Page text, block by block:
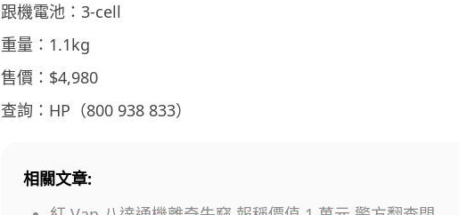
跟機電池：3-cell
重量：1.1kg
售價：$4,980
查詢：HP（800 938 833）
相關文章: